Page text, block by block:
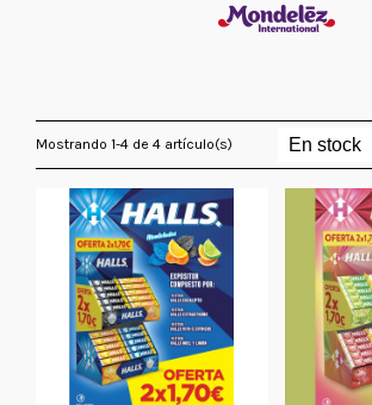
Mostrando 1-4 de 4 artículo(s)